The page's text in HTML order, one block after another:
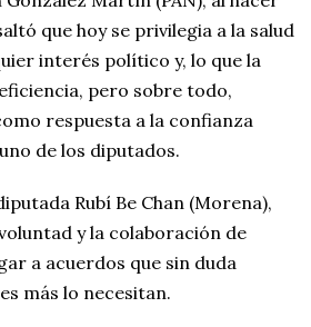
que hoy se privilegia a la salud
interés político y, lo que la
pero sobre todo,
respuesta a la confianza
de los diputados.
Rubí Be Chan (Morena),
y la colaboración de
a acuerdos que sin duda
más lo necesitan.